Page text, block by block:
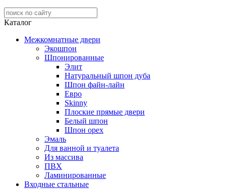
Каталог
Межкомнатные двери
Экошпон
Шпонированные
Элит
Натуральный шпон дуба
Шпон файн-лайн
Евро
Skinny
Плоские прямые двери
Белый шпон
Шпон орех
Эмаль
Для ванной и туалета
Из массива
ПВХ
Ламинированные
Входные стальные